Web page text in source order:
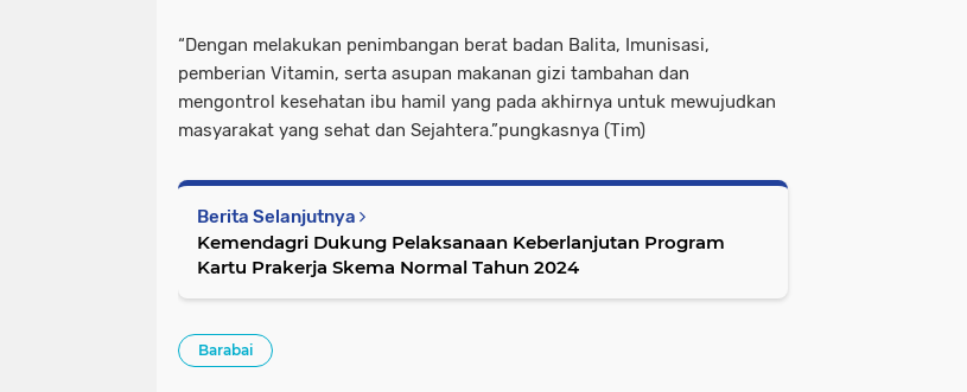
“Dengan melakukan penimbangan berat badan Balita, Imunisasi,
pemberian Vitamin, serta asupan makanan gizi tambahan dan
mengontrol kesehatan ibu hamil yang pada akhirnya untuk mewujudkan
masyarakat yang sehat dan Sejahtera.”pungkasnya (Tim)
Berita Selanjutnya
Kemendagri Dukung Pelaksanaan Keberlanjutan Program
Kartu Prakerja Skema Normal Tahun 2024
Barabai